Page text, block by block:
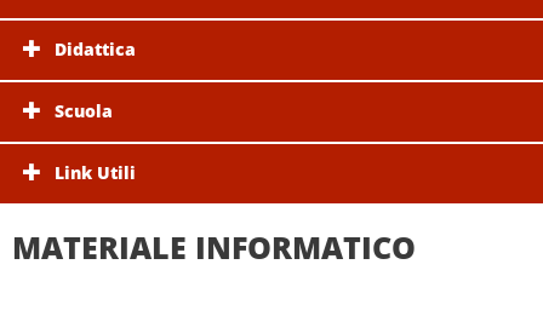
Didattica
Scuola
Link Utili
MATERIALE INFORMATICO